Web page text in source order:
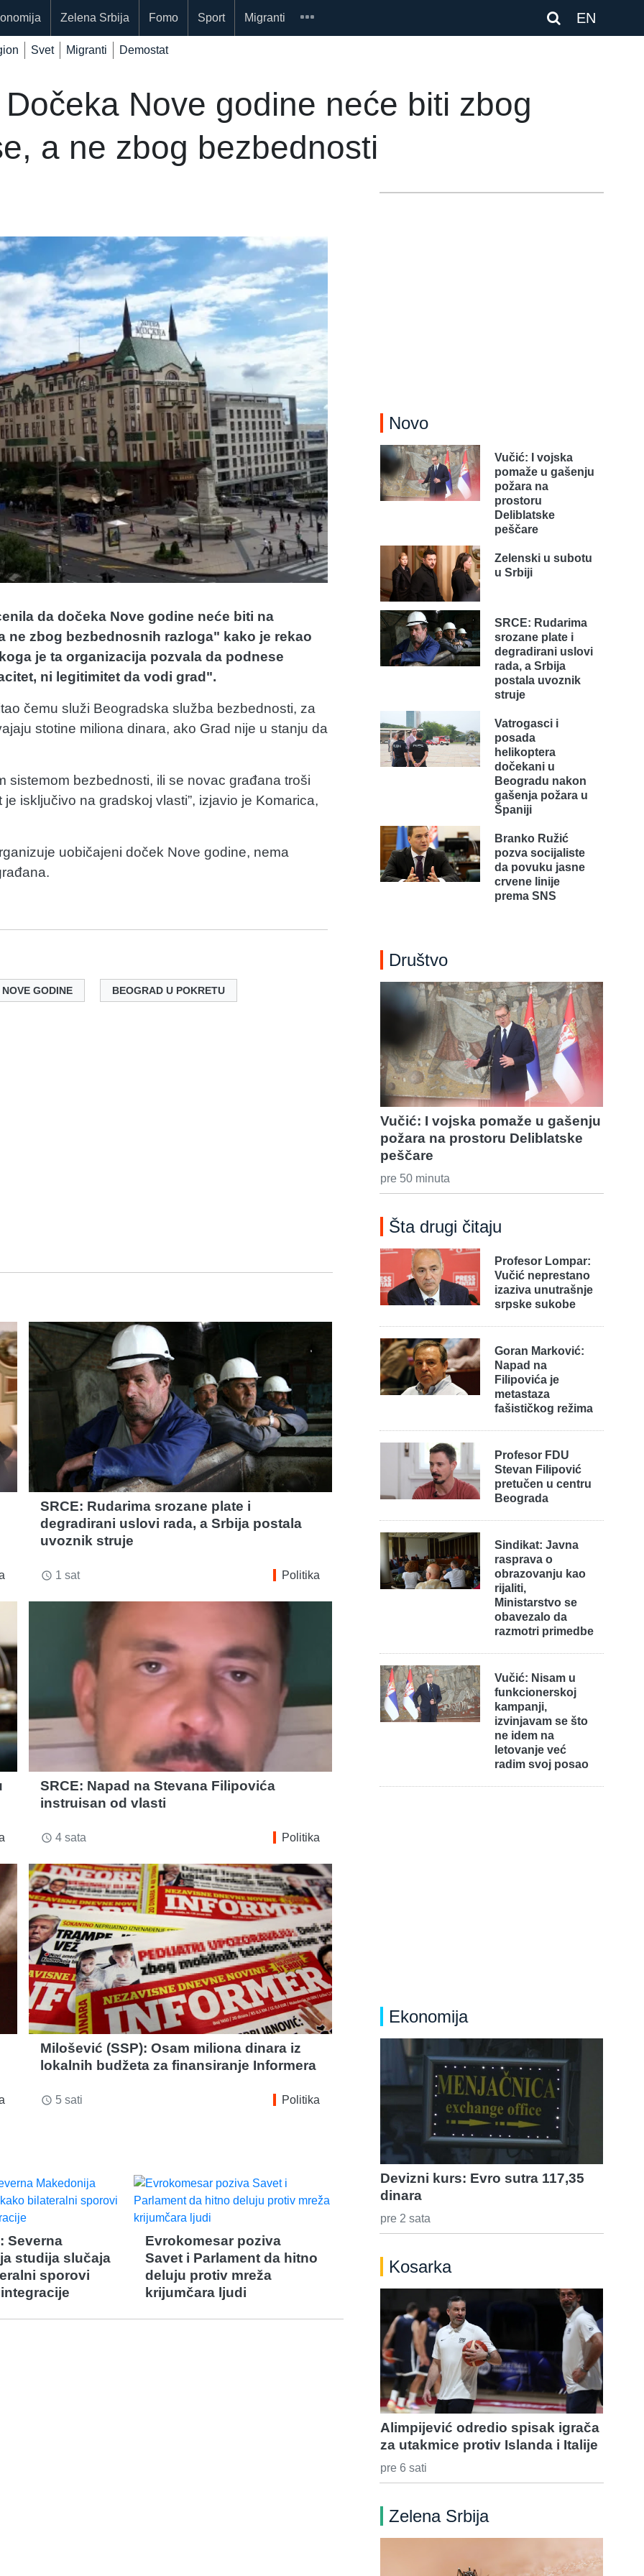
EN
Zelena Srbija Fomo Sport Migranti
Svet Migranti Demostat
Nove godine neće biti zbog
a ne zbog bezbednosti
da dočeka Nove godine neće biti na
ne zbog bezbednosnih razloga" kako je rekao
je ta organizacija pozvala da podnese
ni legitimitet da vodi grad".
čemu služi Beogradska služba bezbednosti, za
stotine miliona dinara, ako Grad nije u stanju da
sistemom bezbednosti, ili se novac građana troši
isključivo na gradskoj vlasti”, izjavio je Komarica,
uobičajeni doček Nove godine, nema
GODINE BEOGRAD U POKRETU
SRCE: Rudarima srozane plate i
degradirani uslovi rada, a Srbija postala
uvoznik struje
access_time 1 sat Politika
SRCE: Napad na Stevana Filipovića
instruisan od vlasti
access_time 4 sata Politika
Milošević (SSP): Osam miliona dinara iz
lokalnih budžeta za finansiranje Informera
access_time 5 sati Politika
Severna
studija slučaja
sporovi
Evrokomesar poziva
Savet i Parlament da hitno
deluju protiv mreža
krijumčara ljudi
Novo
Vučić: I vojska
pomaže u gašenju
požara na
prostoru
Deliblatske
peščare
Zelenski u subotu
u Srbiji
SRCE: Rudarima
srozane plate i
degradirani uslovi
rada, a Srbija
postala uvoznik
struje
Vatrogasci i
posada
helikoptera
dočekani u
Beogradu nakon
gašenja požara u
Španiji
Branko Ružić
pozva socijaliste
da povuku jasne
crvene linije
prema SNS
Društvo
Vučić: I vojska pomaže u gašenju
požara na prostoru Deliblatske
peščare
pre 50 minuta
Šta drugi čitaju
Profesor Lompar:
Vučić neprestano
izaziva unutrašnje
srpske sukobe
Goran Marković:
Napad na
Filipovića je
metastaza
fašističkog režima
Profesor FDU
Stevan Filipović
pretučen u centru
Beograda
Sindikat: Javna
rasprava o
obrazovanju kao
rijaliti,
Ministarstvo se
obavezalo da
razmotri primedbe
Vučić: Nisam u
funkcionerskoj
kampanji,
izvinjavam se što
ne idem na
letovanje već
radim svoj posao
Ekonomija
Devizni kurs: Evro sutra 117,35
dinara
pre 2 sata
Kosarka
Alimpijević odredio spisak igrača
za utakmice protiv Islanda i Italije
pre 6 sati
Zelena Srbija